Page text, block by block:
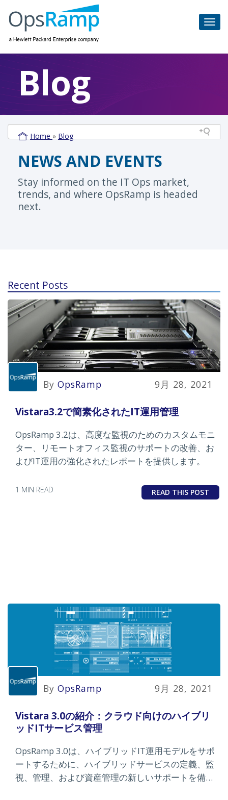
Blog
Home » Blog
NEWS AND EVENTS
Stay informed on the IT Ops market,
trends, and where OpsRamp is headed
next.
Recent Posts
By OpsRamp 9月 28, 2021
Vistara3.2で簡素化されたIT運用管理
OpsRamp 3.2は、高度な監視のためのカスタムモニ
ター、リモートオフィス監視のサポートの改善、お
よびIT運用の強化されたレポートを提供します。
1 MIN READ READ THIS POST
By OpsRamp 9月 28, 2021
Vistara 3.0の紹介：クラウド向けのハイブリ
ッドITサービス管理
OpsRamp 3.0は、ハイブリッドIT運用モデルをサポ
ートするために、ハイブリッドサービスの定義、監
視、管理、および資産管理の新しいサポートを備え